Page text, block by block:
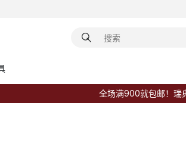
全场满900就包邮！瑞